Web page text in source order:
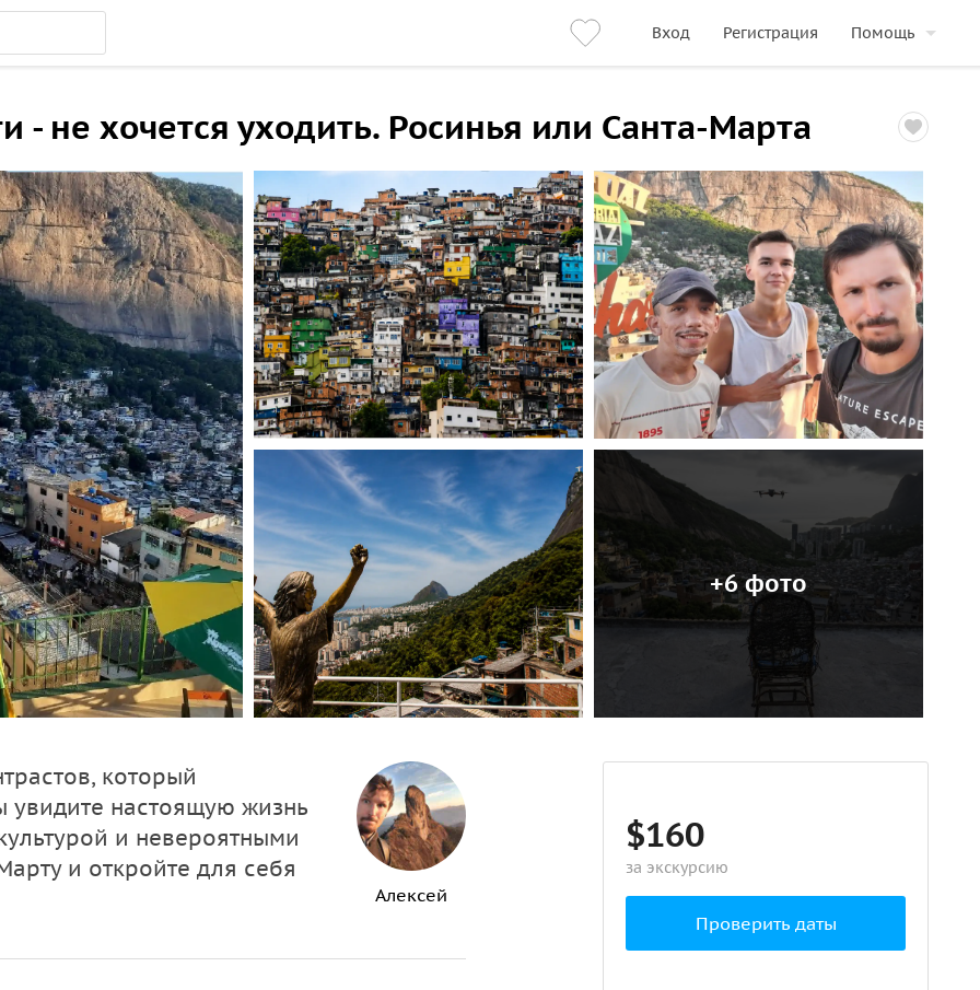
Вход Регистрация Помощь
не хочется уходить. Росинья или Санта-Марта
+6 фото
который
увидите настоящую жизнь
и невероятными
и откройте для себя
Алексей
$160
за экскурсию
Проверить даты